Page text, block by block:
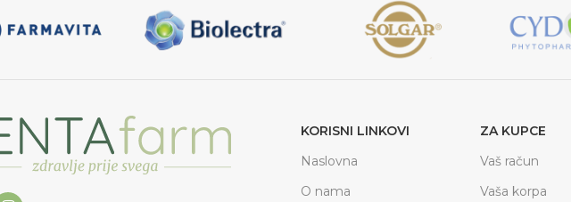
KORISNI LINKOVI
Naslovna
O nama
ZA KUPCE
Vaš račun
Vaša korpa